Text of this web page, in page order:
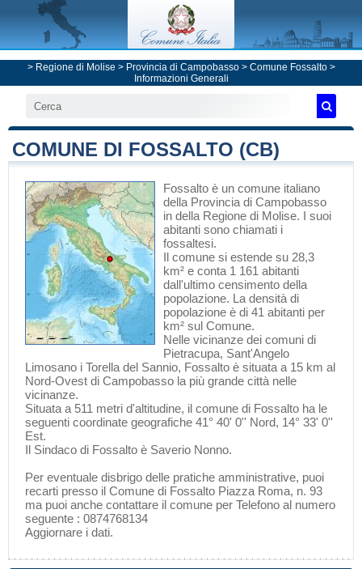
> Regione di Molise > Provincia di Campobasso> Comune Fossalto>
Informazioni Generali
COMUNE DI FOSSALTO (CB)
Fossalto è un comune italiano
della Provincia di Campobasso
in della Regione di Molise. I suoi
abitanti sono chiamati i
fossaltesi.
Il comune si estende su 28,3
km² e conta 1 161 abitanti
dall'ultimo censimento della
popolazione. La densità di
popolazione è di 41 abitanti per
km² sul Comune.
Nelle vicinanze dei comuni di
Pietracupa, Sant'Angelo
Limosano i Torella del Sannio, Fossalto è situata a 15 km al
Nord-Ovest di Campobasso la più grande città nelle
vicinanze.
Situata a 511 metri d'altitudine, il comune di Fossalto ha le
seguenti coordinate geografiche 41° 40' 0'' Nord, 14° 33' 0''
Est.
Il Sindaco di Fossalto è Saverio Nonno.
Per eventuale disbrigo delle pratiche amministrative, puoi
recarti presso il Comune di Fossalto Piazza Roma, n. 93
ma puoi anche contattare il comune per Telefono al numero
seguente : 0874768134
Aggiornare i dati.